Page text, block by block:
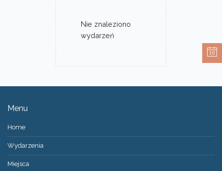
Nie znaleziono
wydarzeń
Menu
Home
Wydarzenia
Miejsca
10